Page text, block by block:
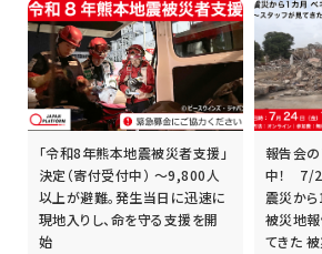
「令和8年熊本地震被災者支援」
決定（寄付受付中） ～9,800人
以上が避難。発生当日に迅速に
現地入りし、命を守る支援を開
始
報告会
中！ 7/
震災か
被災地
てきた